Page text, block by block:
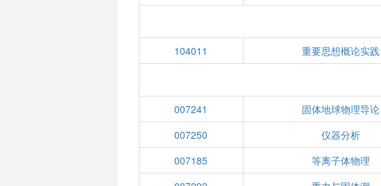
104011 重要思想概论实践
007241 固体地球物理导论
007250
仪器分析
007185
等离子体物理